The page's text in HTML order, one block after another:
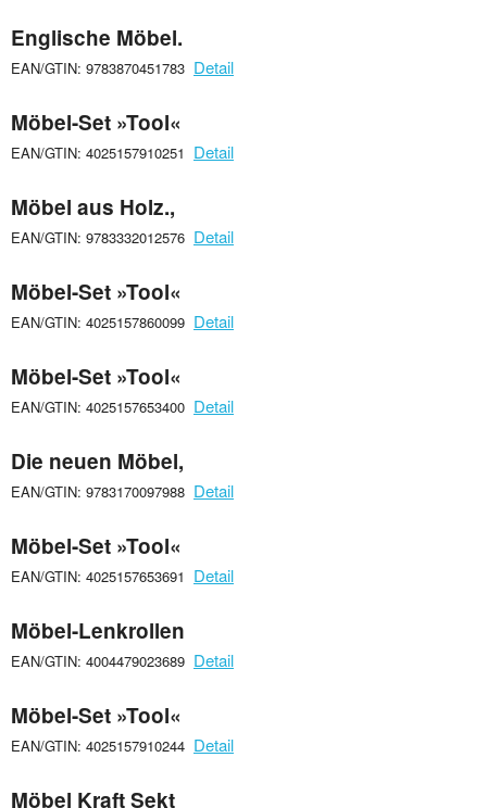
Englische Möbel.
EAN/GTIN: 9783870451783 Detail
Möbel-Set »Tool«
EAN/GTIN: 4025157910251 Detail
Möbel aus Holz.,
EAN/GTIN: 9783332012576 Detail
Möbel-Set »Tool«
EAN/GTIN: 4025157860099 Detail
Möbel-Set »Tool«
EAN/GTIN: 4025157653400 Detail
Die neuen Möbel,
EAN/GTIN: 9783170097988 Detail
Möbel-Set »Tool«
EAN/GTIN: 4025157653691 Detail
Möbel-Lenkrollen
EAN/GTIN: 4004479023689 Detail
Möbel-Set »Tool«
EAN/GTIN: 4025157910244 Detail
Möbel Kraft Sekt